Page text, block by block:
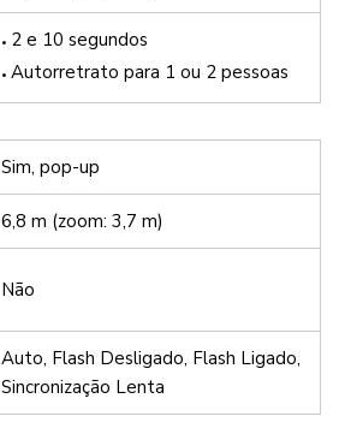
2 e 10 segundos
Autorretrato para 1 ou 2 pessoas
Sim, pop-up
6,8 m (zoom: 3,7 m)
Não
Auto, Flash Desligado, Flash Ligado,
Sincronização Lenta